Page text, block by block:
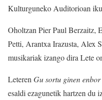
Kulturguneko Auditorioan
Oholtzan Pier Paul Berzaitz,
Petti, Arantxa Irazusta, Alex
musikariak izango dira Lete
Leteren Gu sortu ginen
esaldi ezagunetik hartzen du